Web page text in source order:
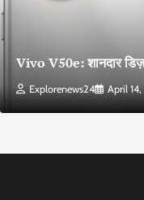
Vivo V50e: शानदार
Explorenews24 April